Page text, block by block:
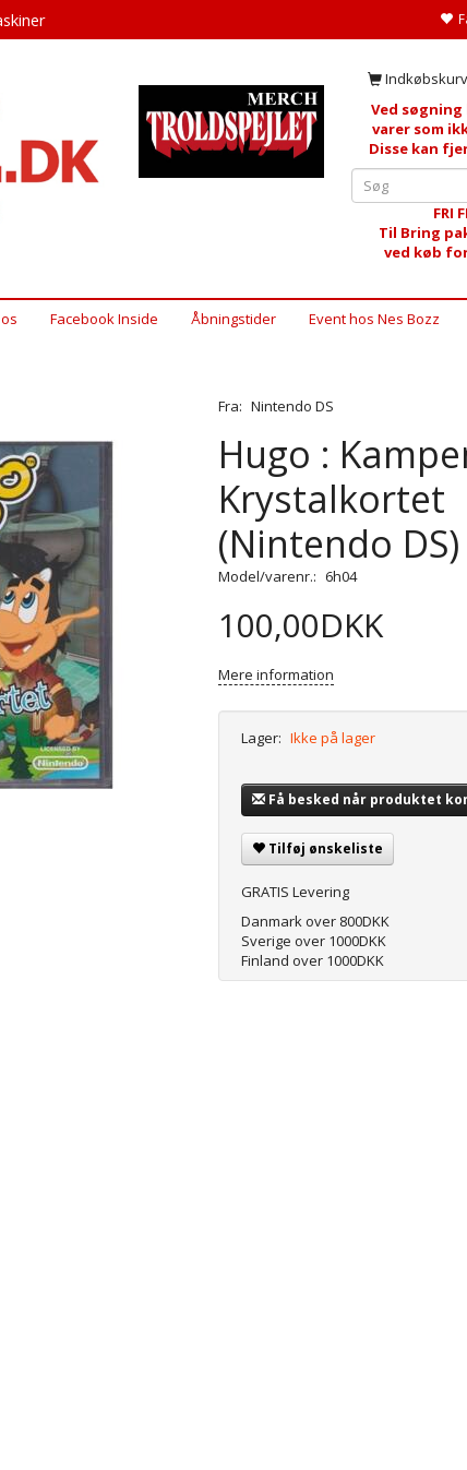
Indkøbskurv
Ved søgning
varer som
Disse kan
FRI
Til Bring
ved køb
Facebook Inside Åbningstider Event hos Nes Bozz
Fra: Nintendo DS
Hugo :
Krystalkortet
(Nintendo DS)
Model/varenr.: 6h04
100,00DKK
Mere information
Lager: Ikke på lager
Få besked når produktet
Tilføj ønskeliste
GRATIS Levering
Danmark over 800DKK
Sverige over 1000DKK
Finland over 1000DKK